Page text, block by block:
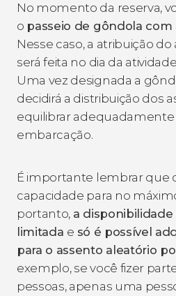
No momento da reserva,
o passeio de gôndola com
Nesse caso, a atribuição
será feita no dia da
Uma vez designada a
decidirá a distribuição dos
equilibrar adequadamente
embarcação.
É importante lembrar que
capacidade para no
portanto, a disponibilidade
limitada e só é possível
para o assento aleatório
exemplo, se você fizer
pessoas, apenas uma